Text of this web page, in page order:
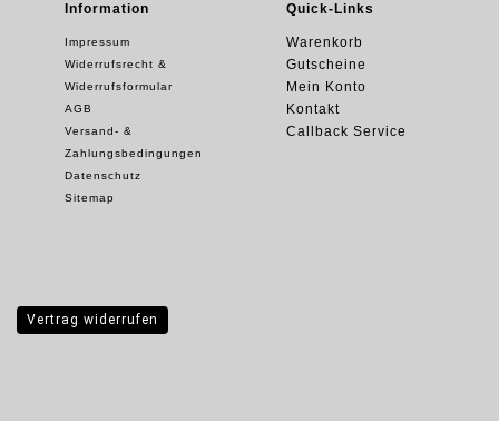
Information
Impressum
Widerrufsrecht &
Widerrufsformular
AGB
Versand- &
Zahlungsbedingungen
Datenschutz
Sitemap
Quick-Links
Warenkorb
Gutscheine
Mein Konto
Kontakt
Callback Service
Vertrag widerrufen